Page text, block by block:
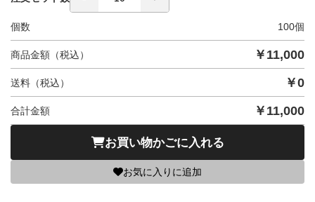
個数 100個
商品金額（税込） ￥ 11,000
送料（税込） ￥0
合計金額 ￥ 11,000
お買い物かごに入れる
お気に入りに追加